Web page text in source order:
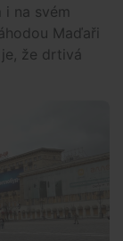
na svém
Maďaři
že drtivá